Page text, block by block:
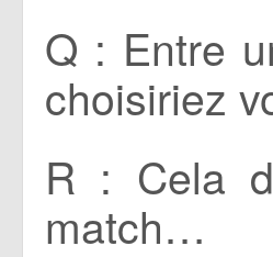
Q : Entre
choisiriez
R : Cela
match…